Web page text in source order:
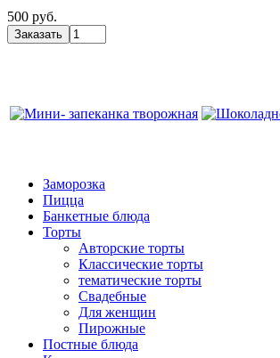
500 руб.
Заморозка
Пицца
Банкетные блюда
Торты
Авторские торты
Классические торты
тематические торты
Свадебные
Для женщин
Пирожные
Постные блюда